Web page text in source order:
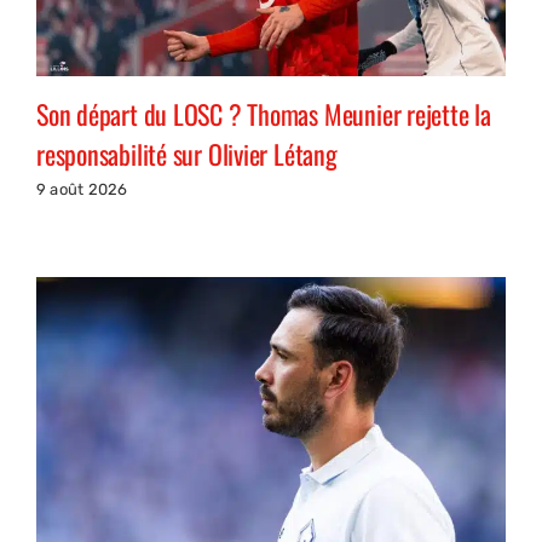
Son départ du LOSC ? Thomas Meunier rejette la
responsabilité sur Olivier Létang
9 août 2026